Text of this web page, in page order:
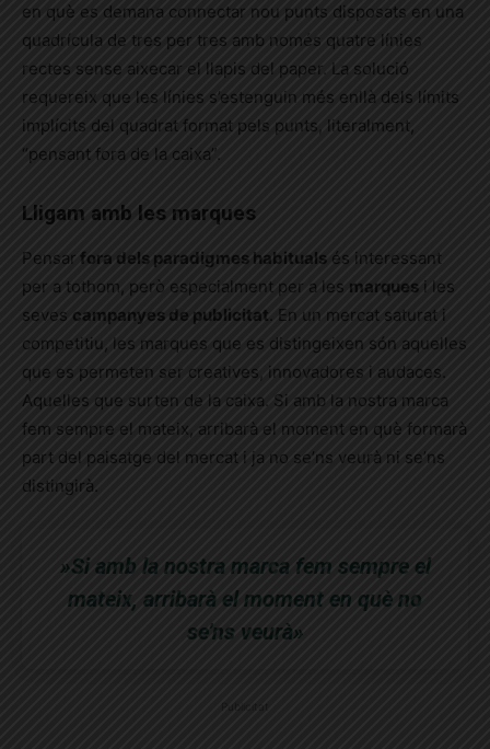
en què es demana connectar nou punts disposats en una
quadrícula de tres per tres amb només quatre línies
rectes sense aixecar el llapis del paper. La solució
requereix que les línies s’estenguin més enllà dels límits
implícits del quadrat format pels punts, literalment,
“pensant fora de la caixa”.
Lligam amb les marques
Pensar fora dels paradigmes habituals és interessant
per a tothom, però especialment per a les marques i les
seves campanyes de publicitat. En un mercat saturat i
competitiu, les marques que es distingeixen són aquelles
que es permeten ser creatives, innovadores i audaces.
Aquelles que surten de la caixa. Si amb la nostra marca
fem sempre el mateix, arribarà el moment en què formarà
part del paisatge del mercat i ja no se’ns veurà ni se’ns
distingirà.
»Si amb la nostra marca fem sempre el
mateix, arribarà el moment en què no
se’ns veurà»
Publicitat